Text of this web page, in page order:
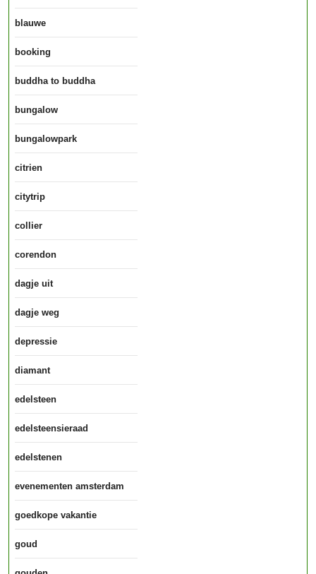
blauwe
booking
buddha to buddha
bungalow
bungalowpark
citrien
citytrip
collier
corendon
dagje uit
dagje weg
depressie
diamant
edelsteen
edelsteensieraad
edelstenen
evenementen amsterdam
goedkope vakantie
goud